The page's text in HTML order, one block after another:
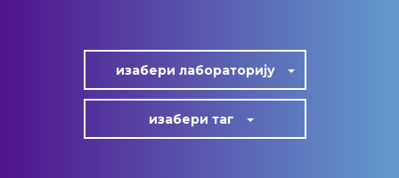
изабери лабoраторију
изабери таг